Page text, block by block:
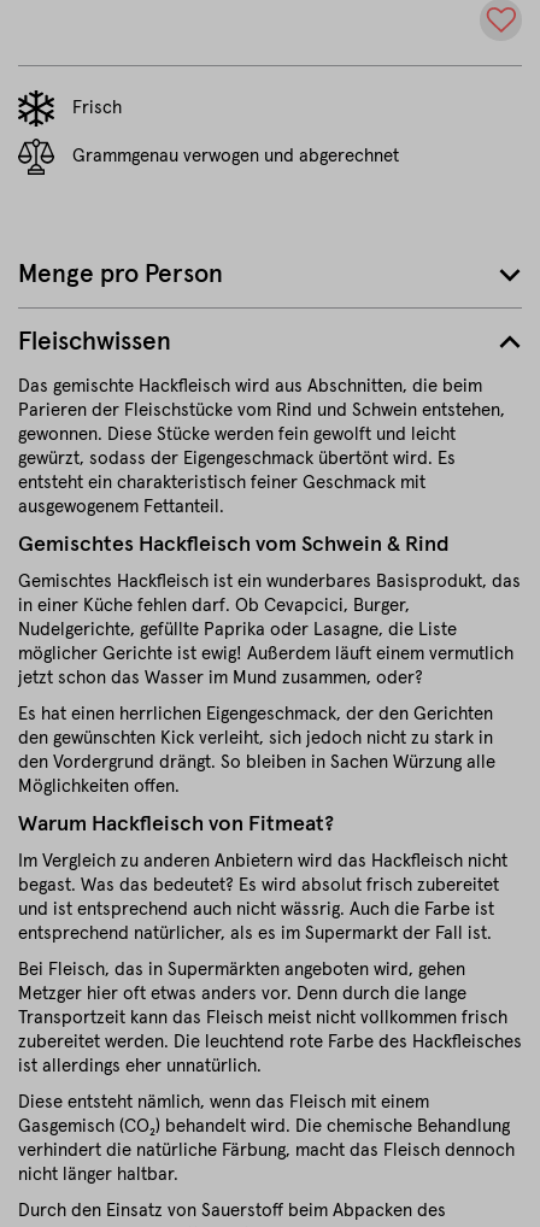
Frisch
Grammgenau verwogen und abgerechnet
Fleischwissen
Das gemischte Hackfleisch wird aus Abschnitten, die beim
Parieren der Fleischstücke vom Rind und Schwein entstehen,
gewonnen. Diese Stücke werden fein gewolft und leicht
gewürzt, sodass der Eigengeschmack übertönt wird. Es
entsteht ein charakteristisch feiner Geschmack mit
ausgewogenem Fettanteil.
Gemischtes Hackfleisch vom Schwein & Rind
Gemischtes Hackfleisch ist ein wunderbares Basisprodukt, das
in einer Küche fehlen darf. Ob Cevapcici, Burger,
Nudelgerichte, gefüllte Paprika oder Lasagne, die Liste
möglicher Gerichte ist ewig! Außerdem läuft einem vermutlich
jetzt schon das Wasser im Mund zusammen, oder?
Es hat einen herrlichen Eigengeschmack, der den Gerichten
den gewünschten Kick verleiht, sich jedoch nicht zu stark in
den Vordergrund drängt. So bleiben in Sachen Würzung alle
Möglichkeiten offen.
Warum Hackfleisch von Fitmeat?
Im Vergleich zu anderen Anbietern wird das Hackfleisch nicht
begast. Was das bedeutet? Es wird absolut frisch zubereitet
und ist entsprechend auch nicht wässrig. Auch die Farbe ist
entsprechend natürlicher, als es im Supermarkt der Fall ist.
Bei Fleisch, das in Supermärkten angeboten wird, gehen
Metzger hier oft etwas anders vor. Denn durch die lange
Transportzeit kann das Fleisch meist nicht vollkommen frisch
zubereitet werden. Die leuchtend rote Farbe des Hackfleisches
ist allerdings eher unnatürlich.
Diese entsteht nämlich, wenn das Fleisch mit einem
Gasgemisch (CO₂) behandelt wird. Die chemische Behandlung
verhindert die natürliche Färbung, macht das Fleisch dennoch
nicht länger haltbar.
Durch den Einsatz von Sauerstoff beim Abpacken des
Menge pro Person